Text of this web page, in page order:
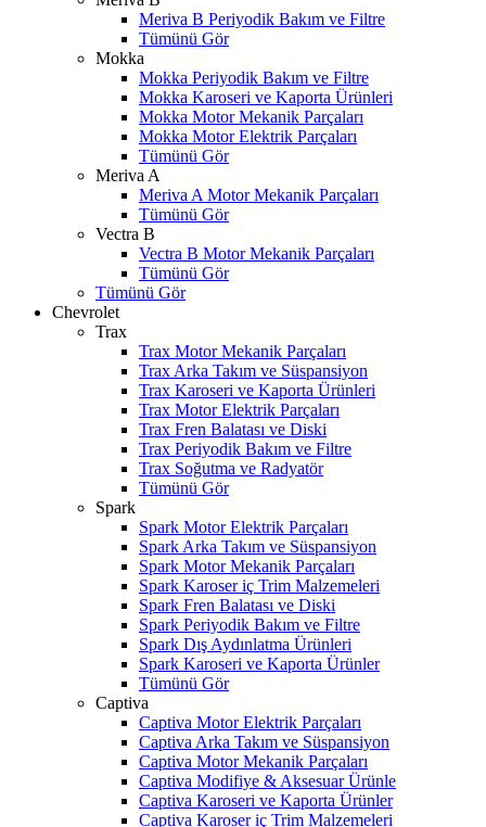
Meriva B Periyodik Bakım ve Filtre
Tümünü Gör
Mokka
Mokka Periyodik Bakım ve Filtre
Mokka Karoseri ve Kaporta Ürünleri
Mokka Motor Mekanik Parçaları
Mokka Motor Elektrik Parçaları
Tümünü Gör
Meriva A
Meriva A Motor Mekanik Parçaları
Tümünü Gör
Vectra B
Vectra B Motor Mekanik Parçaları
Tümünü Gör
Tümünü Gör
Chevrolet
Trax
Trax Motor Mekanik Parçaları
Trax Arka Takım ve Süspansiyon
Trax Karoseri ve Kaporta Ürünleri
Trax Motor Elektrik Parçaları
Trax Fren Balatası ve Diski
Trax Periyodik Bakım ve Filtre
Trax Soğutma ve Radyatör
Tümünü Gör
Spark
Spark Motor Elektrik Parçaları
Spark Arka Takım ve Süspansiyon
Spark Motor Mekanik Parçaları
Spark Karoser iç Trim Malzemeleri
Spark Fren Balatası ve Diski
Spark Periyodik Bakım ve Filtre
Spark Dış Aydınlatma Ürünleri
Spark Karoseri ve Kaporta Ürünler
Tümünü Gör
Captiva
Captiva Motor Elektrik Parçaları
Captiva Arka Takım ve Süspansiyon
Captiva Motor Mekanik Parçaları
Captiva Modifiye & Aksesuar Ürünle
Captiva Karoseri ve Kaporta Ürünler
Captiva Karoser iç Trim Malzemeleri